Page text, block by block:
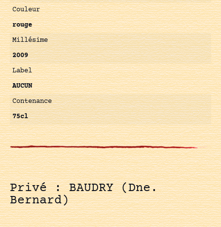
Couleur
rouge
Millésime
2009
Label
AUCUN
Contenance
75cl
Privé : BAUDRY (Dne.
Bernard)